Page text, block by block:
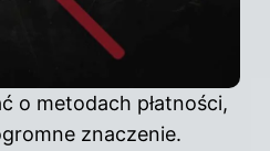
o metodach płatności,
znaczenie.